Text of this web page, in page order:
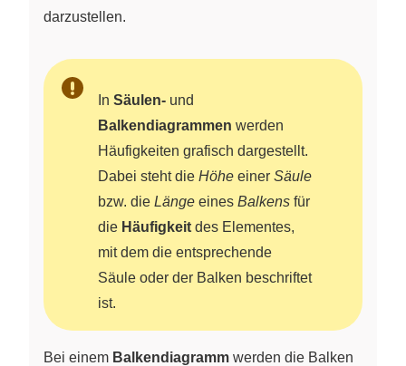
darzustellen.
In Säulen‑ und
Balkendiagrammen werden
Häufigkeiten grafisch dargestellt.
Dabei steht die Höhe einer Säule
bzw. die Länge eines Balkens für
die Häufigkeit des Elementes,
mit dem die entsprechende
Säule oder der Balken beschriftet
ist.
Bei einem Balkendiagramm werden die Balken